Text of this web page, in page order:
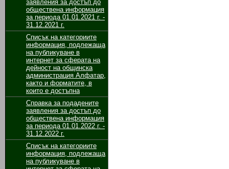
заявления за достъп до
обществена информация
за периода 01.01.2021 г. -
31.12.2021 г.
Списък на категориите
информация, подлежаща
на публикуване в
интернет за сферата на
дейност на общинска
администрация Алфатар,
както и форматите, в
които е достъпна
Справка за подадените
заявления за достъп до
обществена информация
за периода 01.01.2022 г. -
31.12.2022 г.
Списък на категориите
информация, подлежаща
на публикуване в